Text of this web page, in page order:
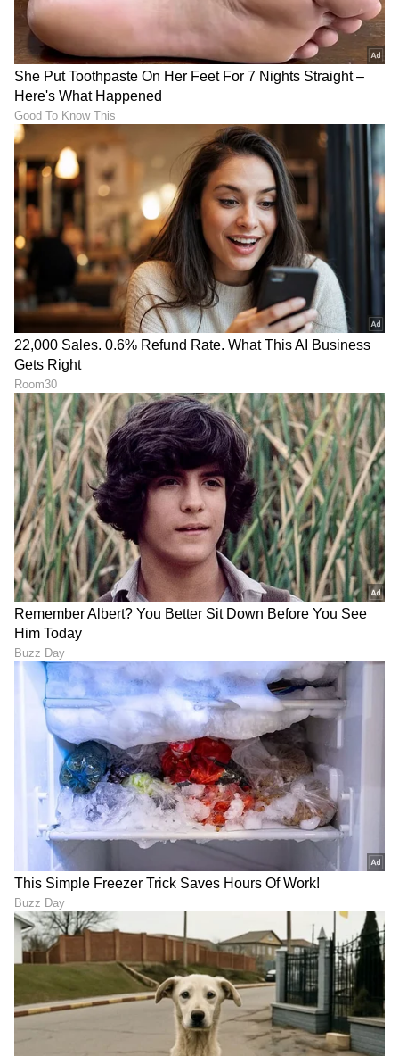
ಏಷ್ಯಾನೆಟ್ ಸುವರ್ಣ ನ್ಯೂಸ್‌ ಫಾಲೋ ಮಾಡಿ.
ಸಂಪೂರ್ಣ ಮಾಹಿತಿ ಒಂದೇ ಕ್ಲಿಕ್‌ನಲ್ಲಿ ಲಭ್ಯ. ಏಷ್ಯಾನೆಟ್
ಸುವರ್ಣ ನ್ಯೂಸ್ ಅಧಿಕೃತ ಆ್ಯಪ್ ಡೌನ್‌ಲೋಡ್ ಮಾಡಿ
ಹಾಗು ಎಲ್ಲಾ ಅಪ್‌ಡೇಟ್ ಗಳನ್ನು ಪಡೆಯಿರಿ.
DOWNLOAD APP
RECOMMENDED STORIES
Breast cancer prevention
foods: ಸ್ತನ ಕ್ಯಾನ್ಸರ್ ಅಪಾಯ
ಕಡಿಮೆ ಮಾಡುವ 5 ಪ್ರಮುಖ
ತಾಯಿ ಹಾಲಿನ ಕುರಿತಾದ ಐದು
ಪ್ರಮುಖ ತಪ್ಪು ಕಲ್ಪನೆಗಳು;
ಇದೆಲ್ಲವೂ ಕೇವಲ ಕಟ್ಟು ಕಥೆ
ಓಲ್ಡ್ ಮಂಕ್‌ ರೀತಿ ಬಣ್ಣ, ಫ್ಲೇವರ್
ಬೆರೆಸಿದ ಕಲಬೆರಕೆ ಮದ್ಯವನ್ನು ಪತ್ತೆ
ಹಚ್ಚುವುದು ಹೇಗೆ? ಈ ಟಿಪ್ಸ್
ಫಾಲೋ ಮಾಡಿ
ಆರೋಗ್ಯಕರವಾಗಿ ಬೆಳೆಯಲು
ಇಲ್ಲಿದೆ ಸರಳ ಮನೆ ಮದ್ದು
LATEST VIDEOS
"ರಾಜಕೀಯ ಬೇಡ, ಸಿನಿಮಾನೇ ಪ್ರಾಣ":
ಕನಕೋತ್ಸವದಲ್ಲಿ ರಿಷಬ್ ಶೆಟ್ಟಿ | Rishab